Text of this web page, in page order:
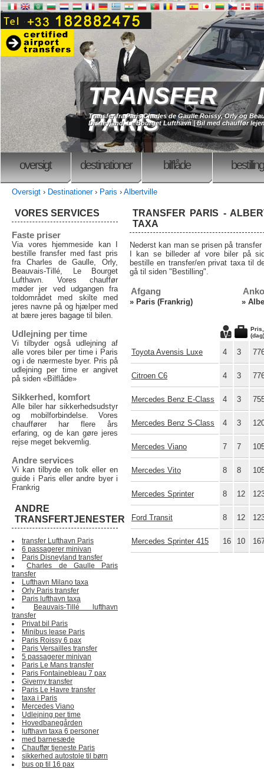
TRANSFER I
PARIS
Transfer fra Paris Charles de Gaulle Roissy, Orly og
Disneyland, Le Bourget Lufthavn | Bil med chauffør
oversigt destinationer bilflåde bestilling
Oversigt › Destinationer› Paris › Albertville
TRANSFER PARIS -
TAXA
Nederst kan man se prisen på
I kan se billeder af vore biler på
bestille en transfer/en privat taxa til
gå til siden "Bestilling".
Afgang
» Paris (Frankrig) »
(dag)
Toyota Avensis Luxe 4 3
Citroen C6 4 3
Mercedes Benz E-Class 4 3
Mercedes Benz S-Class 4 3
Mercedes Viano 7 7
Mercedes Vito 8 8
Mercedes Sprinter 8 12
Ford Transit 8 12
Mercedes Sprinter 415 16 10
VORES SERVICES
Faste priser
Via vores hjemmeside kan I
bestille fransfer med fast pris
fra Charles de Gaulle, Orly,
Beauvais-Tillé, Le Bourget
Lufthavn. Vores chauffør
møder jer ved udgangen fra
toldområdet med skilte med
jeres navne på og hjælper med
at bære jeres bagage til bilen.
Udlejning per time
Vi tilbyder også udlejning af
alle vores biler per time i Paris
og i de nærmeste byer. Pris på
udlejning per time er angivet
på siden «Bilflåde»
Sikkerhed, komfort
Alle biler har sikkerhedsudstyr
og mobilforbindelse. Vores
chauffører har flere års
erfaring, og de kan gøre jeres
rejse meget bekvemlig.
Andre services
Vi kan tilbyde en tolk eller en
guide i Paris eller andre byer i
Frankrig
ANDRE
TRANSFERTJENESTER
transfer Lufthavn Paris
6 passagerer minivan
Paris Disneyland transfer
Charles de Gaulle Paris
transfer
Lufthavn Milano taxa
Orly Paris transfer
Paris lufthavn taxa
Beauvais-Tillé lufthavn
transfer
Privat bil Paris
Minibus lease Paris
Paris Roissy 6 pax
Paris Versailles transfer
5 passagerer minivan
Paris Le Mans transfer
Paris Fontainebleau 7 pax
Giverny transfer
Paris Le Havre transfer
taxa i Paris
Mercedes Viano
Udlejning per time
Hovedbanegården
lufthavn taxa 6 personer
med barnesæde
Chauffør tjeneste Paris
sikkerhed autostole til børn
bus op til 16 pax